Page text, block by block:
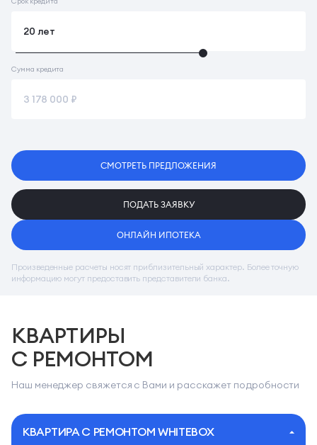
Сумма кредита
СМОТРЕТЬ ПРЕДЛОЖЕНИЯ
ПОДАТЬ ЗАЯВКУ
ОНЛАЙН ИПОТЕКА
Произведенные расчеты носят приблизительный характер. Более точную
информацию могут предоставить представители банка.
КВАРТИРЫ
С РЕМОНТОМ
Наш менеджер свяжется с Вами и расскажет подробности
КВАРТИРА С РЕМОНТОМ WHITEBOX